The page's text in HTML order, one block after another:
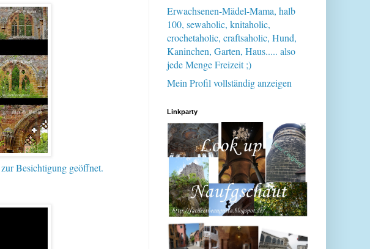
zur Besichtigung geöffnet.
Erwachsenen-Mädel-Mama, halb
100, sewaholic, knitaholic,
crochetaholic, craftsaholic, Hund,
Kaninchen, Garten, Haus..... also
jede Menge Freizeit ;)
Mein Profil vollständig anzeigen
Linkparty